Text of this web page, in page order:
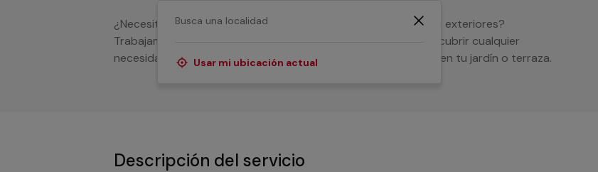
Usar mi ubicación actual
¿Necesitas ayuda con la instalación de tus suelos vinílicos para exteriores?
Trabajamos con servicios profesionales que se encargarán de cubrir cualquier
necesidad con la implementación de tu suelo de vinilo exterior en tu jardín o terraza.
Descripción del servicio